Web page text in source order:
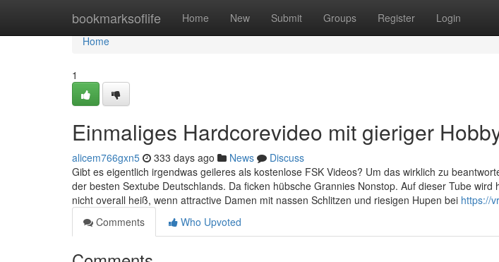
bookmarksoflife Home New Submit Groups Register Login
Home
Home
1
Einmaliges Hardcorevideo mit gieriger
alicem766gxn5 333 days ago News
Discuss
Gibt es eigentlich irgendwas geileres als kostenlose FSK Videos? Um das wirklich zu
der besten Sextube Deutschlands. Da ficken hübsche Grannies Nonstop. Auf dieser Tube
nicht overall heiß, wenn attractive Damen mit nassen Schlitzen und riesigen Hupen bei https://
Comments
Who Upvoted